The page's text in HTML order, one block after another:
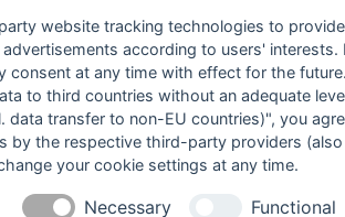
sein würden,
das
lang
und teilte
website tracking technologies to
according to users' interests.
consent at any time with effect for the
to third countries without an adequate
data transfer to non-EU countries)", you
by the respective third-party providers
your cookie settings at any time.
Necessary Functional